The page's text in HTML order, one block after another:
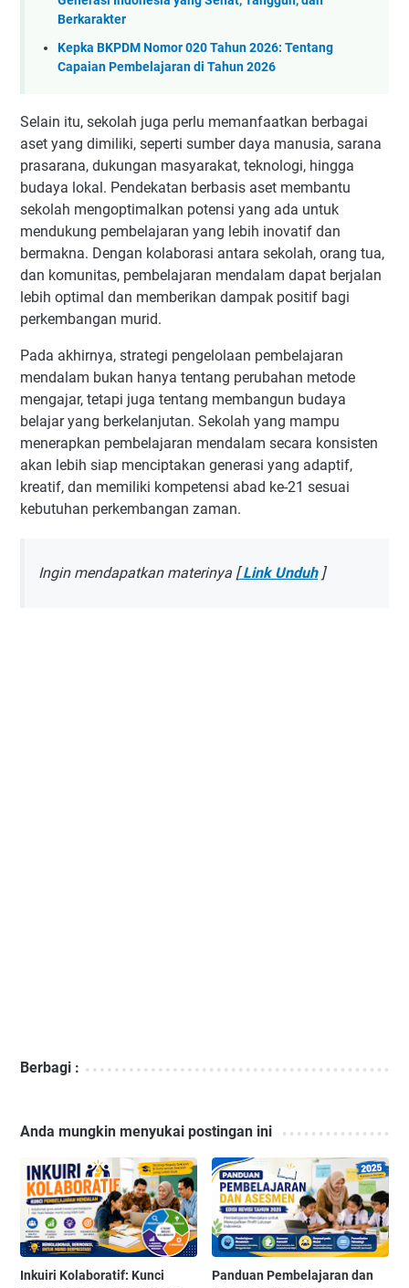
Berkarakter
Kepka BKPDM Nomor 020 Tahun 2026: Tentang
Capaian Pembelajaran di Tahun 2026
Selain itu, sekolah juga perlu memanfaatkan berbagai
aset yang dimiliki, seperti sumber daya manusia, sarana
prasarana, dukungan masyarakat, teknologi, hingga
budaya lokal. Pendekatan berbasis aset membantu
sekolah mengoptimalkan potensi yang ada untuk
mendukung pembelajaran yang lebih inovatif dan
bermakna. Dengan kolaborasi antara sekolah, orang tua,
dan komunitas, pembelajaran mendalam dapat berjalan
lebih optimal dan memberikan dampak positif bagi
perkembangan murid.
Pada akhirnya, strategi pengelolaan pembelajaran
mendalam bukan hanya tentang perubahan metode
mengajar, tetapi juga tentang membangun budaya
belajar yang berkelanjutan. Sekolah yang mampu
menerapkan pembelajaran mendalam secara konsisten
akan lebih siap menciptakan generasi yang adaptif,
kreatif, dan memiliki kompetensi abad ke-21 sesuai
kebutuhan perkembangan zaman.
Ingin mendapatkan materinya [Link Unduh]
Berbagi :
Anda mungkin menyukai postingan ini
Inkuiri Kolaboratif: Kunci
Panduan Pembelajaran dan